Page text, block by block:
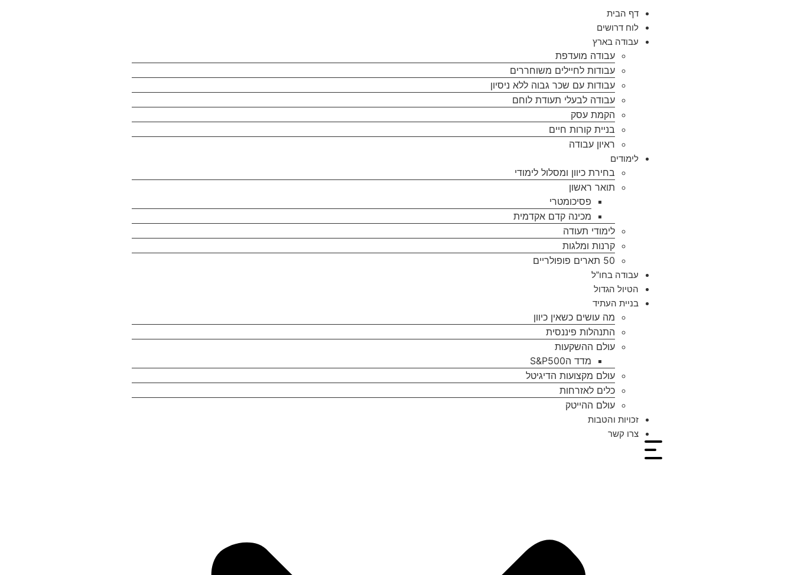
דף הבית
לוח דרושים
עבודה בארץ
עבודה מועדפת
עבודות לחיילים משוחררים
עבודות עם שכר גבוה ללא ניסיון
עבודה לבעלי תעודת לוחם
הקמת עסק
בניית קורות חיים
ראיון עבודה
לימודים
בחירת כיוון ומסלול לימודי
תואר ראשון
פסיכומטרי
מכינה קדם אקדמית
לימודי תעודה
קרנות ומלגות
50 תארים פופולריים
עבודה בחו”ל
הטיול הגדול
בניית העתיד
מה עושים כשאין כיוון
התנהלות פיננסית
עולם ההשקעות
מדד הS&P500
עולם מקצועות הדיגיטל
כלים לאזרחות
עולם ההייטק
זכויות והטבות
צרו קשר